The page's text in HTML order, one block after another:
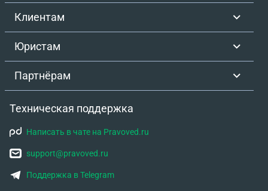
Клиентам
Юристам
Партнёрам
Техническая поддержка
Написать в чате на Pravoved.ru
support@pravoved.ru
Поддержка в Telegram